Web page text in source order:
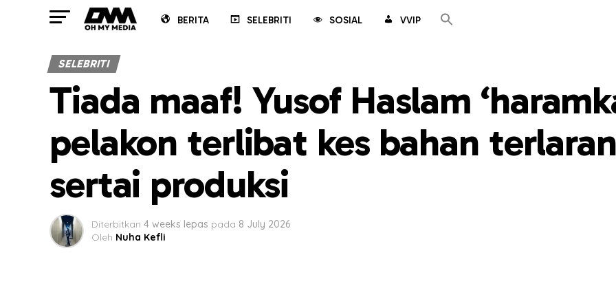
BERITA SELEBRITI SOSIAL VVIP
SELEBRITI
Tiada maaf! Yusof Haslam
pelakon terlibat kes bahan
sertai produksi
Diterbitkan 4 weeks lepas pada 8 July 2026
Oleh Nuha Kefli